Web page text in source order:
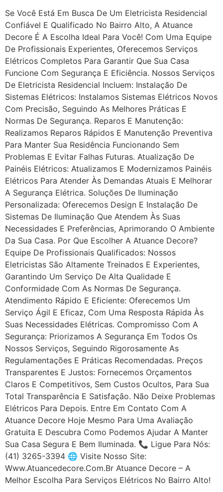
Se Você Está Em Busca De Um Eletricista Residencial
Confiável E Qualificado No Bairro Alto, A Atuance
Decore É A Escolha Ideal Para Você! Com Uma Equipe
De Profissionais Experientes, Oferecemos Serviços
Elétricos Completos Para Garantir Que Sua Casa
Funcione Com Segurança E Eficiência. Nossos Serviços
De Eletricista Residencial Incluem: Instalação De
Sistemas Elétricos: Instalamos Sistemas Elétricos Novos
Com Precisão, Seguindo As Melhores Práticas E
Normas De Segurança. Reparos E Manutenção:
Realizamos Reparos Rápidos E Manutenção Preventiva
Para Manter Sua Residência Funcionando Sem
Problemas E Evitar Falhas Futuras. Atualização De
Painéis Elétricos: Atualizamos E Modernizamos Painéis
Elétricos Para Atender Às Demandas Atuais E Melhorar
A Segurança Elétrica. Soluções De Iluminação
Personalizada: Oferecemos Design E Instalação De
Sistemas De Iluminação Que Atendem Às Suas
Necessidades E Preferências, Aprimorando O Ambiente
Da Sua Casa. Por Que Escolher A Atuance Decore?
Equipe De Profissionais Qualificados: Nossos
Eletricistas São Altamente Treinados E Experientes,
Garantindo Um Serviço De Alta Qualidade E
Conformidade Com As Normas De Segurança.
Atendimento Rápido E Eficiente: Oferecemos Um
Serviço Ágil E Eficaz, Com Uma Resposta Rápida Às
Suas Necessidades Elétricas. Compromisso Com A
Segurança: Priorizamos A Segurança Em Todos Os
Nossos Serviços, Seguindo Rigorosamente As
Regulamentações E Práticas Recomendadas. Preços
Transparentes E Justos: Fornecemos Orçamentos
Claros E Competitivos, Sem Custos Ocultos, Para Sua
Total Transparência E Satisfação. Não Deixe Problemas
Elétricos Para Depois. Entre Em Contato Com A
Atuance Decore Hoje Mesmo Para Uma Avaliação
Gratuita E Descubra Como Podemos Ajudar A Manter
Sua Casa Segura E Bem Iluminada. 📞 Ligue Para Nós:
(41) 3265-3394 🌐 Visite Nosso Site:
Www.atuancedecore.com.br Atuance Decore – A
Melhor Escolha Para Serviços Elétricos No Bairro Alto!